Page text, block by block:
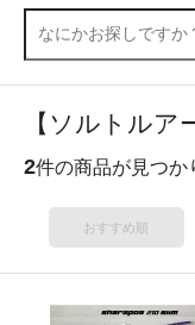
【ソルトルア
2件の商品が見つか
おすすめ順